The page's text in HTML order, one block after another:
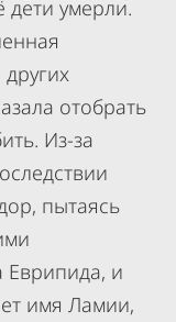
дети умерли.
отобрать
Из-за
пытаясь
Еврипида, и
имя Ламии,